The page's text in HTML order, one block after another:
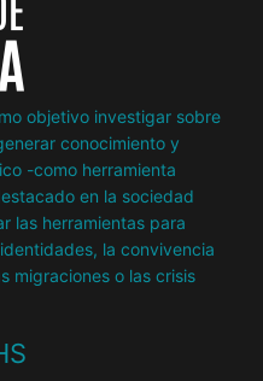
objetivo investigar sobre
conocimiento y
-como herramienta
en la sociedad
las herramientas para
la convivencia
migraciones o las crisis